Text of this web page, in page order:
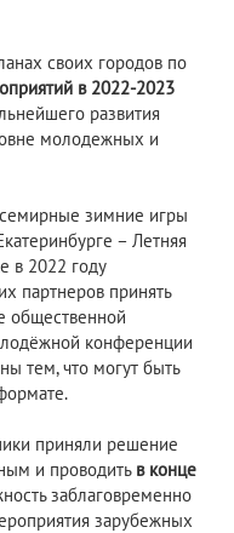
своих городов по
в 2022-2023
развития
молодежных и
зимние игры
– Летняя
в 2022 году
партнеров принять
общественной
конференции
тем, что могут быть
приняли решение
и проводить в конце
заблаговременно
зарубежных